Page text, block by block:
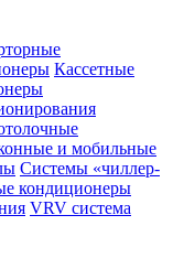
Кассетные
и мобильные
Системы «чиллер-
кондиционеры
VRV система